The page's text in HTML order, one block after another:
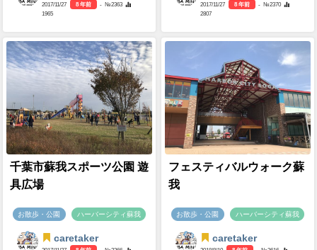
2017/11/27 8 年前
- №2363
1965
2017/11/27 8 年前
- №2370
2807
千葉市蘇我スポーツ公園 遊
具広場
お散歩・公園 ハーバーシティ蘇我
caretaker
フェスティバルウォーク蘇
我
お散歩・公園 ハーバーシティ蘇我
caretaker